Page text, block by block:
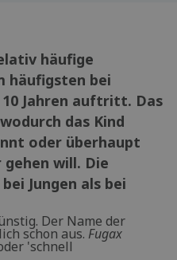
häufige
häufigsten bei
10 Jahren auftritt. Das
das Kind
oder überhaupt
will. Die
Jungen als bei
Der Name der
schon aus. Fugax
'schnell